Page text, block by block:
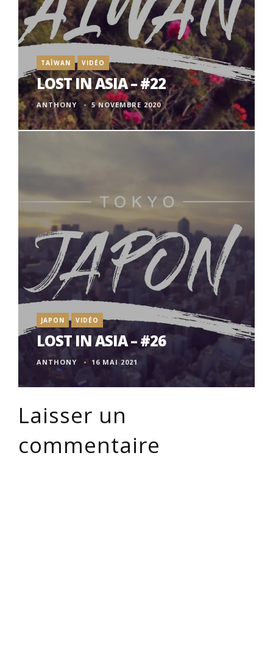
TAÏWAN VIDÉO
LOST IN ASIA – #22
ANTHONY 5 NOVEMBRE 2020
JAPON VIDÉO
LOST IN ASIA – #26
ANTHONY 16 MAI 2021
Laisser un
commentaire